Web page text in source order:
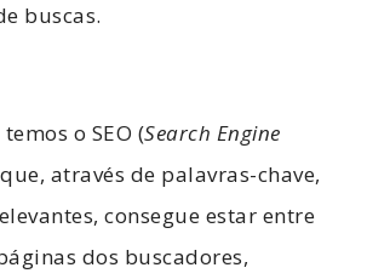
buscas.
o SEO (Search Engine
através de palavras-chave,
consegue estar entre
dos buscadores,